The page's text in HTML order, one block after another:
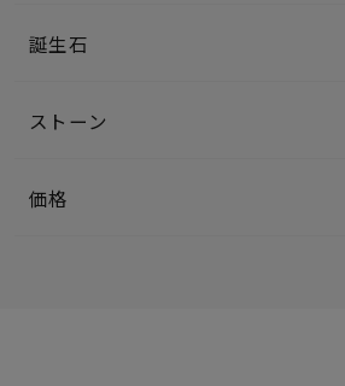
誕生石
ストーン
価格